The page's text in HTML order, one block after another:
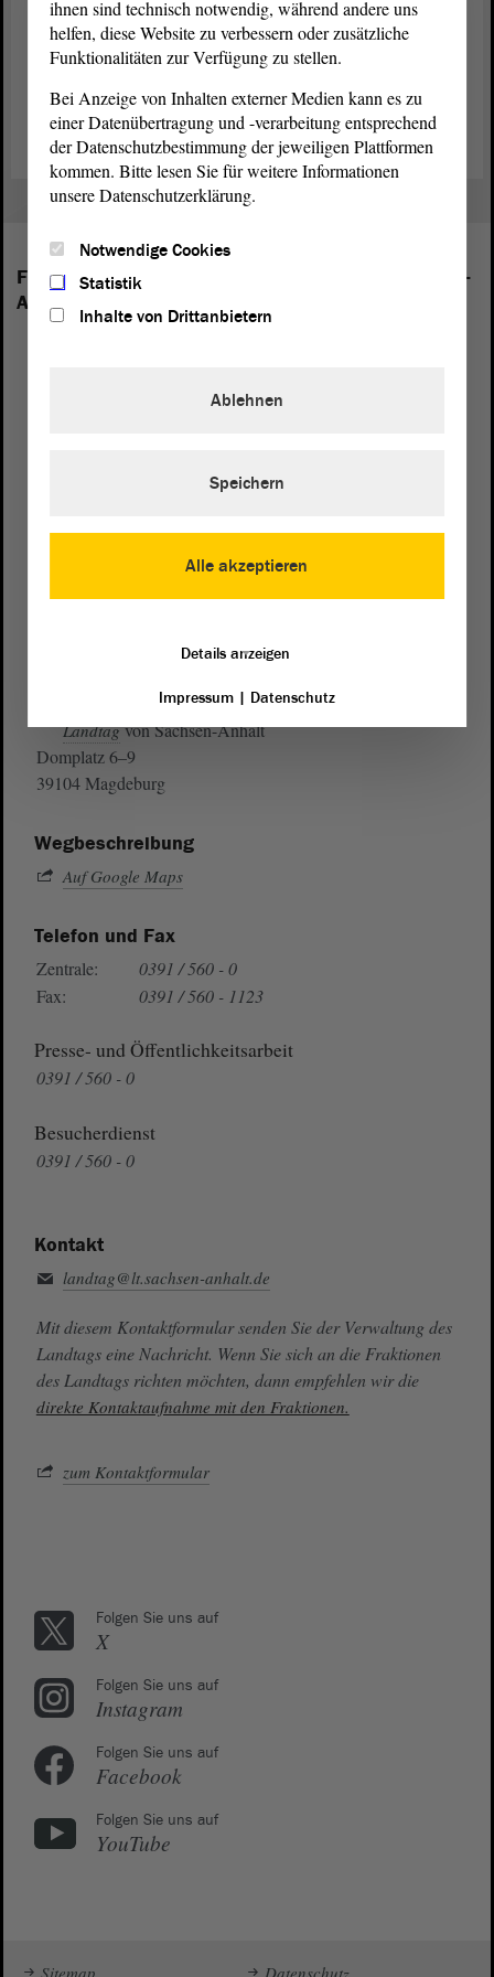
und schreibt seit einigen Jahren auch Gedichte.
Beide Ausstellungen können bis zum 22. Mai, von Montag bis
Freitag, in der Zeit von 8 bis 18 Uhr im Parlamentsgebäude am
Domplatz 6 – 9 in Magdeburg besucht werden. Der Eintritt ist frei.
Folgende Fraktionen sind im Landtag von Sachsen-
Anhalt vertreten:
Landtagvon Sachsen-Anhalt
Domplatz 6–9
39104 Magdeburg
Wegbeschreibung
Auf Google Maps
Telefon und Fax
Zentrale:
0391 / 560 - 0
Fax:
0391 / 560 - 1123
Presse- und Öffentlichkeitsarbeit
0391 / 560 - 0
Besucherdienst
0391 / 560 - 0
Kontakt
landtag@lt.sachsen-anhalt.de
Mit diesem Kontaktformular senden Sie der Verwaltung des
Landtags eine Nachricht. Wenn Sie sich an die Fraktionen
des Landtags richten möchten, dann empfehlen wir die
direkte Kontaktaufnahme mit den Fraktionen.
zum Kontaktformular
Folgen Sie uns auf
X
Folgen Sie uns auf
Instagram
Folgen Sie uns auf
Facebook
Folgen Sie uns auf
YouTube
Sitemap Datenschutz
ihnen sind technisch notwendig, während andere uns
helfen, diese Website zu verbessern oder zusätzliche
Funktionalitäten zur Verfügung zu stellen.
Bei Anzeige von Inhalten externer Medien kann es zu
einer Datenübertragung und -verarbeitung entsprechend
der Datenschutzbestimmung der jeweiligen Plattformen
kommen. Bitte lesen Sie für weitere Informationen
unsere Datenschutzerklärung.
Notwendige Cookies
Statistik
Inhalte von Drittanbietern
Alle akzeptieren
Ablehnen
Speichern
Details anzeigen
Impressum| Datenschutz